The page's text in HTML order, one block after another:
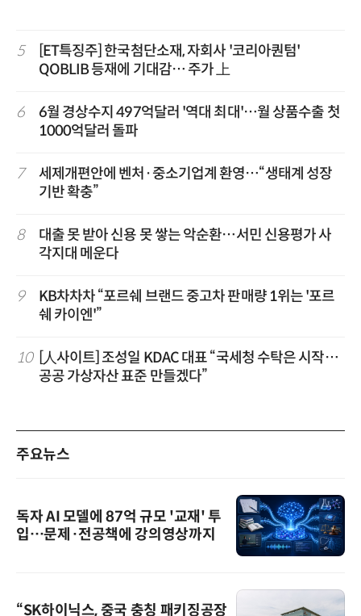
5
[ET특징주] 한국첨단소재, 자회사 '코리아퀀텀'
QOBLIB 등재에 기대감… 주가 上
6
6월 경상수지 497억달러 '역대 최대'…월 상품수출 첫
1000억달러 돌파
7
세제개편안에 벤처·중소기업계 환영…“생태계 성장
기반 확충”
8
대출 못 받아 신용 못 쌓는 악순환…서민 신용평가 사
각지대 메운다
9
KB차차차 “포르쉐 브랜드 중고차 판매량 1위는 '포르
쉐 카이엔'”
10
[人사이트] 조성일 KDAC 대표 “국세청 수탁은 시작…
공공 가상자산 표준 만들겠다”
주요뉴스
독자 AI 모델에 87억 규모 '교재' 투
입…문제·전공책에 강의영상까지
“SK하이닉스, 중국 충칭 패키징공장